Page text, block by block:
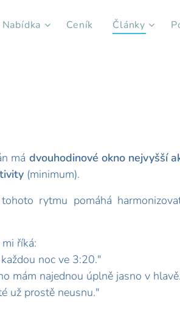
Nabídka Ceník Články
má dvouhodinové okno nejvyšší
y (minimum).
rytmu pomáhá
říká:
noc ve 3:20."
mám najednou úplně jasno v
už prostě neusnu."